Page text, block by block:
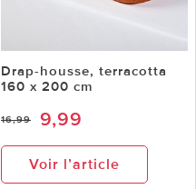
Drap-housse, terracotta
160 x 200 cm
16,99 9,99
Voir l’article